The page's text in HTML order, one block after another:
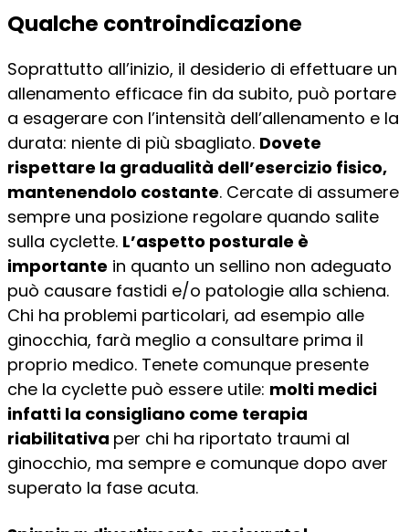
Qualche controindicazione
Soprattutto all’inizio, il desiderio di effettuare un
allenamento efficace fin da subito, può portare
a esagerare con l’intensità dell’allenamento e la
durata: niente di più sbagliato. Dovete
rispettare la gradualità dell’esercizio fisico,
mantenendolo costante. Cercate di assumere
sempre una posizione regolare quando salite
sulla cyclette. L’aspetto posturale è
importante in quanto un sellino non adeguato
può causare fastidi e/o patologie alla schiena.
Chi ha problemi particolari, ad esempio alle
ginocchia, farà meglio a consultare prima il
proprio medico. Tenete comunque presente
che la cyclette può essere utile: molti medici
infatti la consigliano come terapia
riabilitativa per chi ha riportato traumi al
ginocchio, ma sempre e comunque dopo aver
superato la fase acuta.